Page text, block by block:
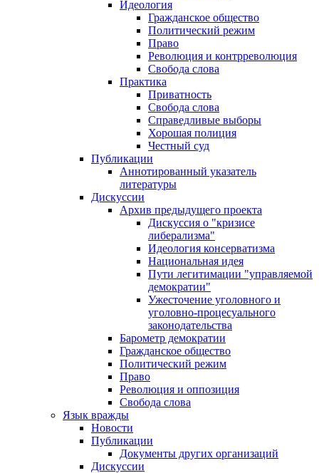
Идеология
Гражданское общество
Политический режим
Право
Революция и контрреволюция
Свобода слова
Практика
Приватность
Свобода слова
Справедливые выборы
Хорошая полиция
Честный суд
Публикации
Аннотированный указатель
литературы
Дискуссии
Архив предыдущего проекта
Дискуссия о "кризисе
либерализма"
Идеология консерватизма
Национальная идея
Пути легитимации "управляемой
демократии"
Ужесточение уголовного и
уголовно-процесуального
законодательства
Барометр демократии
Гражданское общество
Политический режим
Право
Революция и оппозиция
Свобода слова
Язык вражды
Новости
Публикации
Документы других организаций
Дискуссии